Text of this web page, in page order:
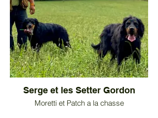
Serge et les Setter Gordon
Moretti et Patch a la chasse